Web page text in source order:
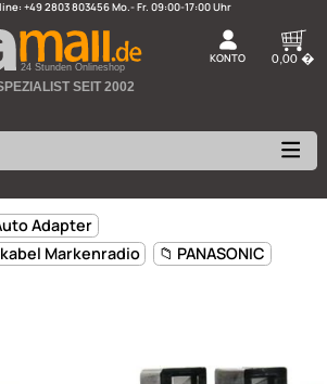
Bestellhotline:+49 2803 803456
24 Stunden Onlineshop
Auto Adapter
Markenradio